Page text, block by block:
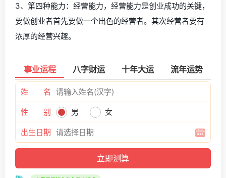
3、第四种能力：经营能力，经营能力是创业成功的关键，
要做创业者首先要做一个出色的经营者。其次经营者要有
浓厚的经营兴趣。
事业运程 八字财运 十年大运 流年运势
姓 名
性 别 男 女
出生日期